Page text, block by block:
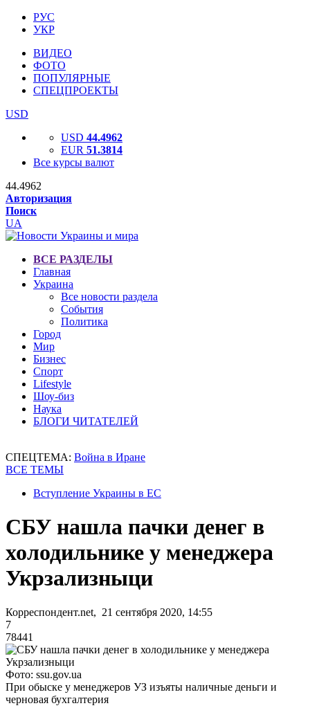
РУС
УКР
ВИДЕО
ФОТО
ПОПУЛЯРНЫЕ
СПЕЦПРОЕКТЫ
USD
USD 44.4962
EUR 51.3814
Все курсы валют
44.4962
Авторизация
Поиск
UA
ВСЕ РАЗДЕЛЫ
Главная
Украина
Все новости раздела
События
Политика
Город
Мир
Бизнес
Спорт
Lifestyle
Шоу-биз
Наука
БЛОГИ ЧИТАТЕЛЕЙ
СПЕЦТЕМА: Война в Иране
ВСЕ ТЕМЫ
Вступление Украины в ЕС
СБУ нашла пачки денег в
холодильнике у менеджера
Укрзализныци
Корреспондент.net, 21 сентября 2020, 14:55
7
78441
Фото: ssu.gov.ua
При обыске у менеджеров УЗ изъяты наличные деньги и
черновая бухгалтерия